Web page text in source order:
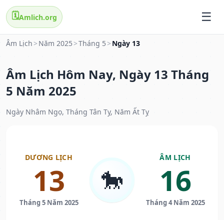
🗓️Amlich.org
Âm Lịch > Năm 2025 >Tháng 5 > Ngày 13
Âm Lịch Hôm Nay, Ngày 13 Tháng
5 Năm 2025
Ngày Nhâm Ngọ, Tháng Tân Tỵ, Năm Ất Tỵ
DƯƠNG LỊCH
13
Tháng 5 Năm 2025
🐎
ÂM LỊCH
16
Tháng 4 Năm 2025